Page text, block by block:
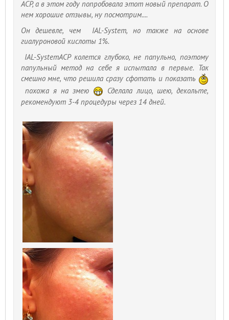
ACP, а в этом году попробовала этот новый препарат. О
нем хорошие отзывы, ну посмотрим....
Он дешевле, чем IAL-System, но также на основе
гиалуроновой кислоты 1%.
IAL-SystemACP колется глубоко, не папульно, поэтому
папульный метод на себе я испытала в первые. Так
смешно мне, что решила сразу сфотать и показать
похожа я на змею
Сделала лицо, шею, декольте,
рекомендуют 3-4 процедуры через 14 дней.